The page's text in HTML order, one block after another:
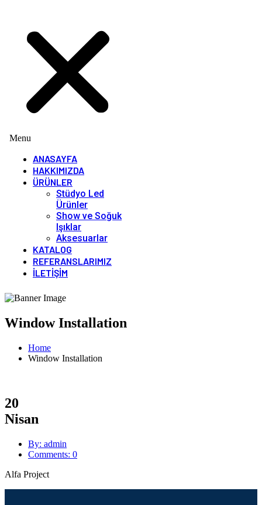
Menu
ANASAYFA
HAKKIMIZDA
ÜRÜNLER
Stüdyo Led
Ürünler
Show ve Soğuk
Işıklar
Aksesuarlar
KATALOG
REFERANSLARIMIZ
İLETIŞIM
Window Installation
Home
Window Installation
20
Nisan
By: admin
Comments: 0
Alfa Project